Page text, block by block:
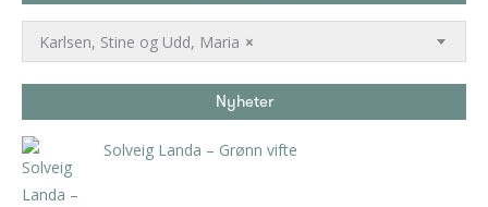
×
Karlsen, Stine og Udd, Maria
Nyheter
Solveig Landa – Grønn vifte